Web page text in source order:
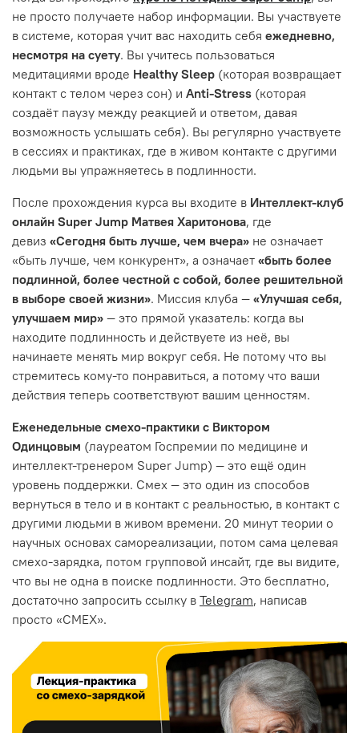
не просто получаете набор информации. Вы участвуете
в системе, которая учит вас находить себя ежедневно,
несмотря на суету. Вы учитесь пользоваться
медитациями вроде Healthy Sleep (которая возвращает
контакт с телом через сон) и Anti-Stress (которая
создаёт паузу между реакцией и ответом, давая
возможность услышать себя). Вы регулярно участвуете
в сессиях и практиках, где в живом контакте с другими
людьми вы упражняетесь в подлинности.
После прохождения курса вы входите в Интеллект-клуб
онлайн Super Jump Матвея Харитонова, где
девиз «Сегодня быть лучше, чем вчера» не означает
«быть лучше, чем конкурент», а означает «быть более
подлинной, более честной с собой, более решительной
в выборе своей жизни». Миссия клуба — «Улучшая себя,
улучшаем мир» — это прямой указатель: когда вы
находите подлинность и действуете из неё, вы
начинаете менять мир вокруг себя. Не потому что вы
стремитесь кому-то понравиться, а потому что ваши
действия теперь соответствуют вашим ценностям.
Еженедельные смехо-практики с Виктором
Одинцовым (лауреатом Госпремии по медицине и
интеллект-тренером Super Jump) — это ещё один
уровень поддержки. Смех — это один из способов
вернуться в тело и в контакт с реальностью, в контакт с
другими людьми в живом времени. 20 минут теории о
научных основах самореализации, потом сама целевая
смехо-зарядка, потом групповой инсайт, где вы видите,
что вы не одна в поиске подлинности. Это бесплатно,
достаточно запросить ссылку в Telegram, написав
просто «СМЕХ».